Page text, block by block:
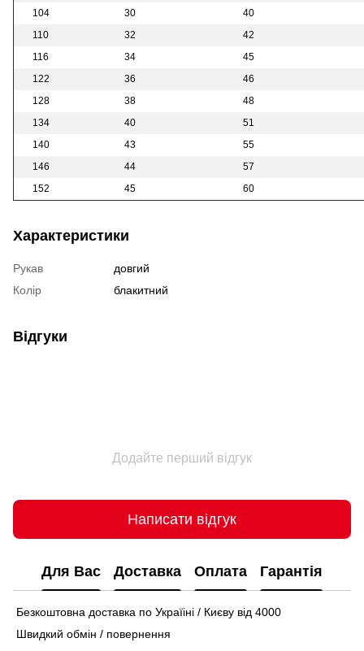
104
30
40
110
32
42
116
34
45
122
36
46
128
38
48
134
40
51
140
43
55
146
44
57
152
45 60
Характеристики
Рукав
довгий
Колір
блакитний
Відгуки
Додайте перший відгук
Написати відгук
Для Вас Доставка Оплата Гарантія
Безкоштовна доставка по Україіні / Києву від 4000
Швидкий обмін / повернення